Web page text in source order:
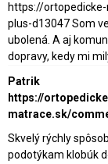
https://
plus-d13047 Som
ubolená. A aj
dopravy, kedy mi
Patrik
https://
matrace.sk/
Skvelý rýchly
podotýkam klobúk